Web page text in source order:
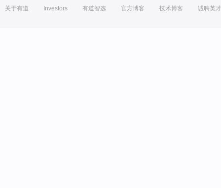
关于有道 Investors 有道智选 官方博客 技术博客 诚聘英才